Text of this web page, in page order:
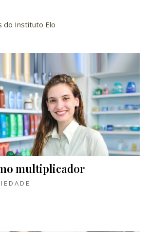
do Instituto Elo
multiplicador